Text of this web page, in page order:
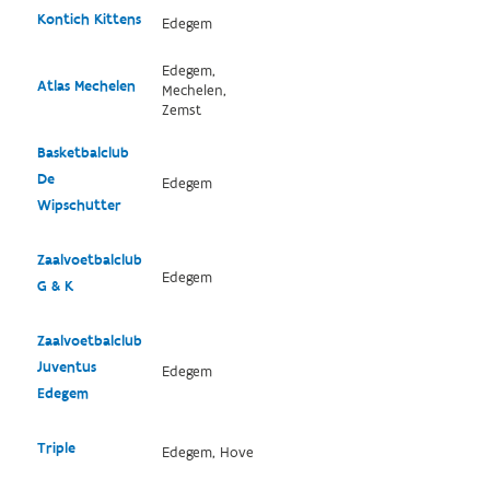
Kontich Kittens Edegem
Atlas Mechelen
Edegem,
Mechelen,
Zemst
Basketbalclub
De
Wipschutter
Edegem
Zaalvoetbalclub
G & K
Edegem
Zaalvoetbalclub
Juventus
Edegem
Edegem
Triple Edegem, Hove